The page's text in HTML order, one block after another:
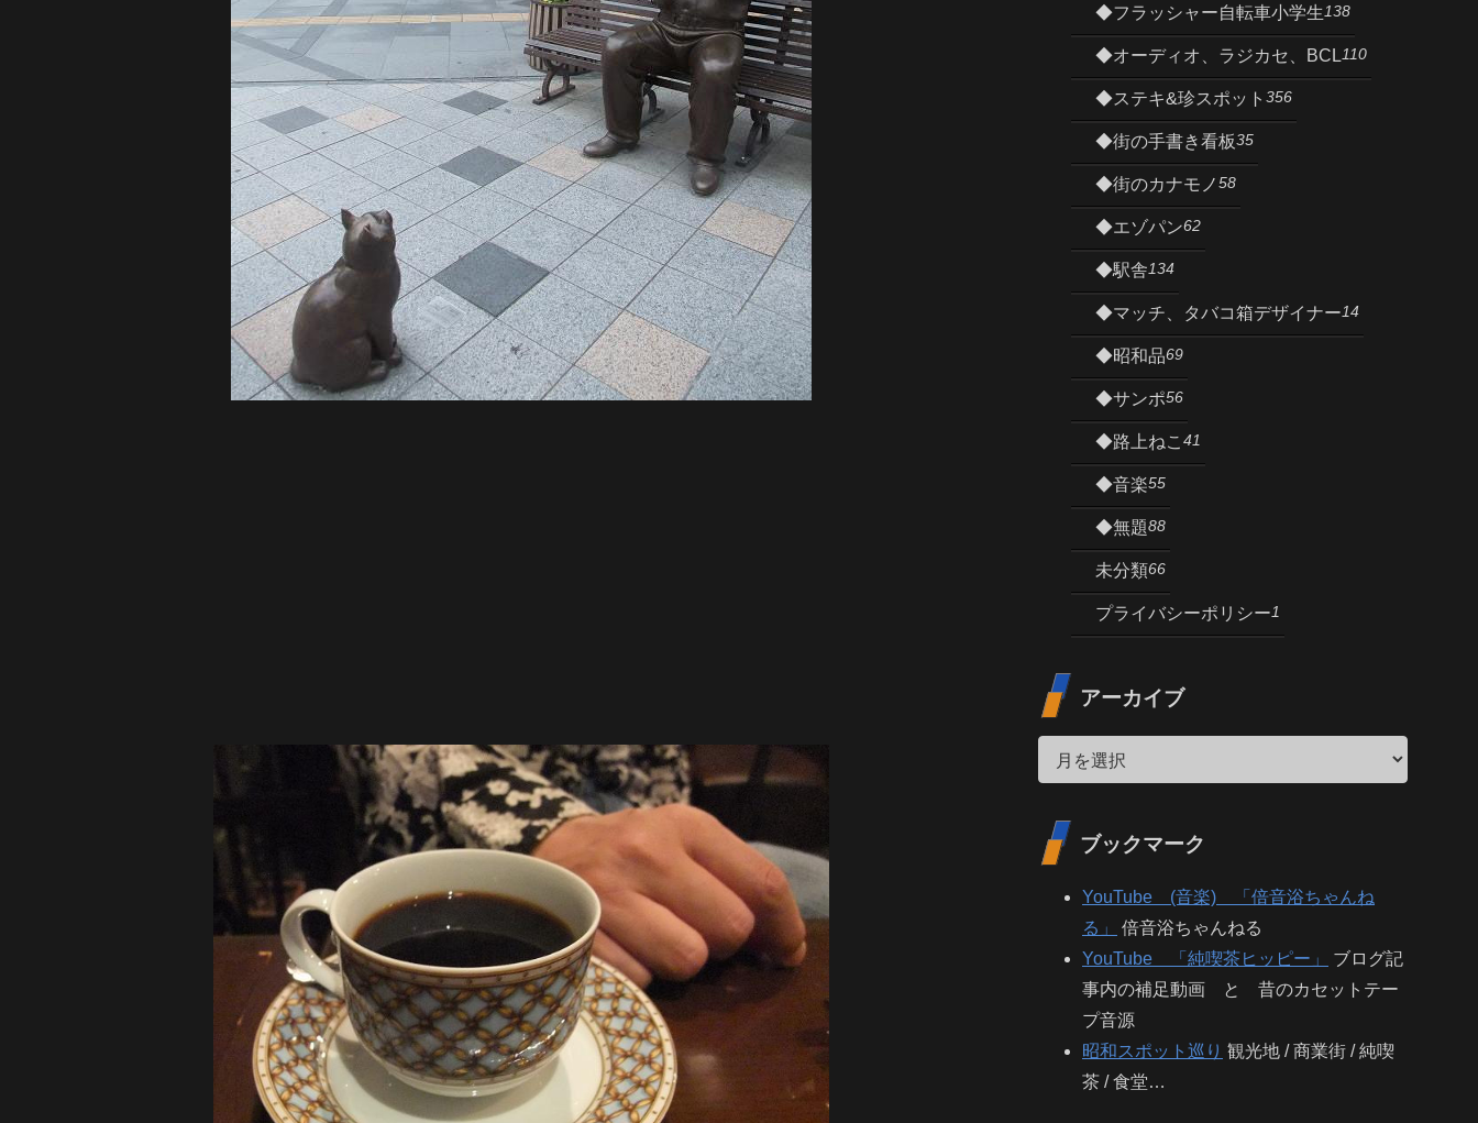
◆フラッシャー自転車小学生138
◆オーディオ、ラジカセ、BCL110
◆ステキ&珍スポット 356
◆街の手書き看板35
◆街のカナモノ58
◆エゾパン62
◆駅舎134
◆マッチ、タバコ箱デザイナー14
◆昭和品69
◆サンポ56
◆路上ねこ 41
◆音楽55
◆無題88
未分類66
プライバシーポリシー1
アーカイブ
ブックマーク
YouTube (音楽) 「倍音浴ちゃんね
る」
倍音浴ちゃんねる
YouTube 「純喫茶ヒッピー」
ブログ記
事内の補足動画 と 昔のカセットテー
プ音源
昭和スポット巡り 観光地 / 商業街 / 純喫
茶 / 食堂…